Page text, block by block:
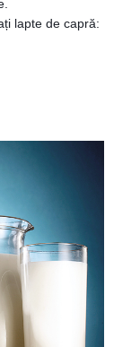
lapte de capră: